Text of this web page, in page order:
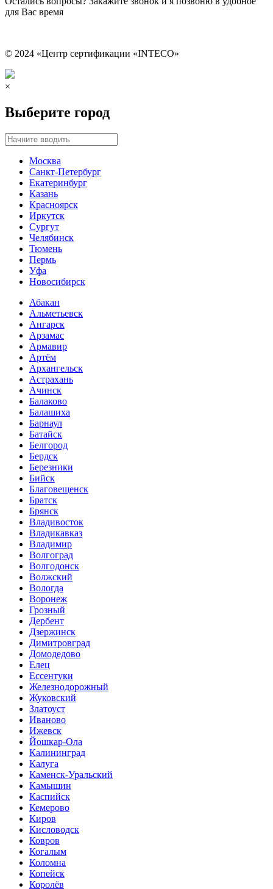
для Вас время
© 2024 «Центр сертификации «INTECO»
×
Выберите город
Москва
Санкт-Петербург
Екатеринбург
Казань
Красноярск
Иркутск
Сургут
Челябинск
Тюмень
Пермь
Уфа
Новосибирск
Абакан
Альметьевск
Ангарск
Арзамас
Армавир
Артём
Архангельск
Астрахань
Ачинск
Балаково
Балашиха
Барнаул
Батайск
Белгород
Бердск
Березники
Бийск
Благовещенск
Братск
Брянск
Владивосток
Владикавказ
Владимир
Волгоград
Волгодонск
Волжский
Вологда
Воронеж
Грозный
Дербент
Дзержинск
Димитровград
Домодедово
Елец
Ессентуки
Железнодорожный
Жуковский
Златоуст
Иваново
Ижевск
Йошкар-Ола
Калининград
Калуга
Каменск-Уральский
Камышин
Каспийск
Кемерово
Киров
Кисловодск
Ковров
Когалым
Коломна
Копейск
Королёв